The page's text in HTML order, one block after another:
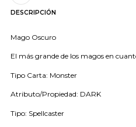
DESCRIPCIÓN
Mago Oscuro
El más grande de los magos en
Tipo Carta: Monster
Atributo/Propiedad: DARK
Tipo: Spellcaster